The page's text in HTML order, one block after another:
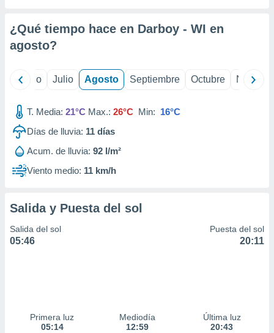
e
mediante
publicidad
publicidad
de
1199
¿Qué tiempo hace en Darboy - WI en
agosto?
Junio Julio Agosto Septiembre Octubre
T. Media: 21°C Max.: 26°C Min: 16°C
Días de lluvia: 11 días
Acum. de lluvia: 92 l/m²
Viento medio: 11 km/h
Salida y Puesta del sol
Salida del sol
05:46
Puesta del sol
20:11
Primera luz
05:14
Mediodía
12:59
Última luz
20:43